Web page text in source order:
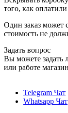
того, как оплатили
Один заказ может
стоимость не
Задать вопрос
Вы можете задать
или работе
Telegram Чат
Whatsapp Чат